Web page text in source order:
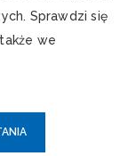
Sprawdzi się
we